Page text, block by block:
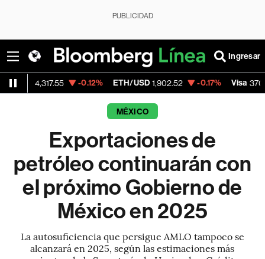
PUBLICIDAD
Ingresar
-0.12% ETH/USD 1,902.52 -0.17% Visa 370.47
MÉXICO
Exportaciones de
petróleo continuarán con
el próximo Gobierno de
México en 2025
La autosuficiencia que persigue AMLO tampoco se
alcanzará en 2025, según las estimaciones más